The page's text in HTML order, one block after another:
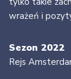
wrażeń i
Sezon 2022
Rejs